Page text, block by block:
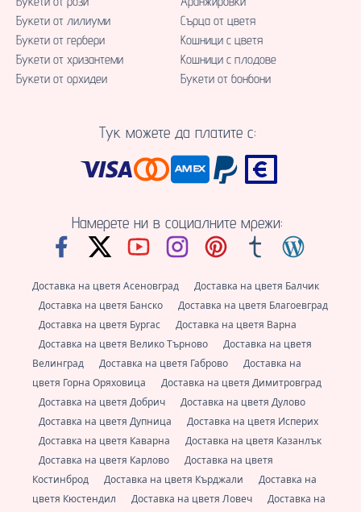
Букети от лилиуми
Букети от гербери
Букети от хризантеми
Букети от орхидеи
Сърца от цветя
Кошници с цветя
Кошници с плодове
Букети от бонбони
Тук можете да платите с:
Намерете ни в социалните мрежи:
Доставка на цветя Асеновград
Доставка на цветя Балчик
Доставка на цветя Банско
Доставка на цветя Благоевград
Доставка на цветя Бургас
Доставка на цветя Варна
Доставка на цветя Велико Търново
Доставка на цветя
Велинград
Доставка на цветя Габрово
Доставка на
цветя Горна Оряховица
Доставка на цветя Димитровград
Доставка на цветя Добрич
Доставка на цветя Дулово
Доставка на цветя Дупница
Доставка на цветя Исперих
Доставка на цветя Каварна
Доставка на цветя Казанлък
Доставка на цветя Карлово
Доставка на цветя
Костинброд
Доставка на цветя Кърджали
Доставка на
цветя Кюстендил
Доставка на цветя Ловеч
Доставка на